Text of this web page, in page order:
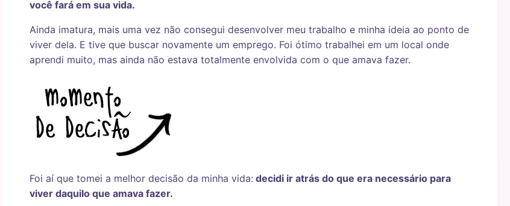
você fará em sua vida.
Ainda imatura, mais uma vez não consegui desenvolver meu trabalho e minha ideia ao ponto de
viver dela. E tive que buscar novamente um emprego. Foi ótimo trabalhei em um local onde
aprendi muito, mas ainda não estava totalmente envolvida com o que amava fazer.
Foi aí que tomei a melhor decisão da minha vida: decidi ir atrás do que era necessário para
viver daquilo que amava fazer.